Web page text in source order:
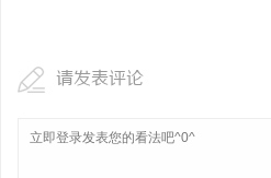
请发表评论